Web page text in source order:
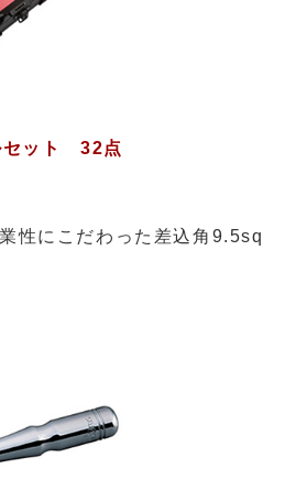
セット 32点
性にこだわった差込角9.5sq